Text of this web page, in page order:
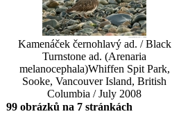
Kamenáček černohlavý ad. / Black
Turnstone ad. (Arenaria
melanocephala)Whiffen Spit Park,
Sooke, Vancouver Island, British
Columbia / July 2008
99 obrázků na 7 stránkách